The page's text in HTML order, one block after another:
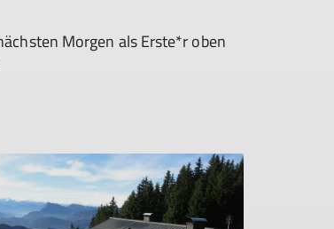
Morgen als Erste*r oben